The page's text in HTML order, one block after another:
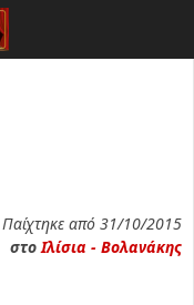
Παίχτηκε από 31/10/2015
στοΙλίσια - Βολανάκης